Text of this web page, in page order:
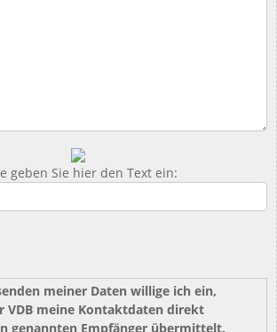
geben Sie hier den Text ein:
meiner Daten willige ich ein,
VDB meine Kontaktdaten direkt
genannten Empfänger übermittelt.